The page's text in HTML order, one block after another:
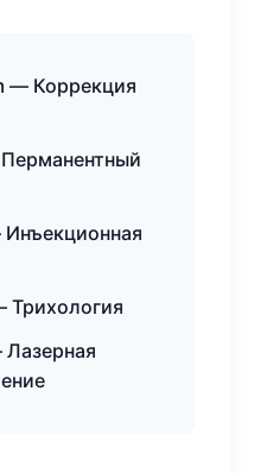
— Коррекция
Трихология